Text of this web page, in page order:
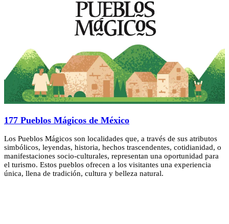
177 Pueblos Mágicos de México
Los Pueblos Mágicos son localidades que, a través de sus atributos
simbólicos, leyendas, historia, hechos trascendentes, cotidianidad, o
manifestaciones socio-culturales, representan una oportunidad para
el turismo. Estos pueblos ofrecen a los visitantes una experiencia
única, llena de tradición, cultura y belleza natural.